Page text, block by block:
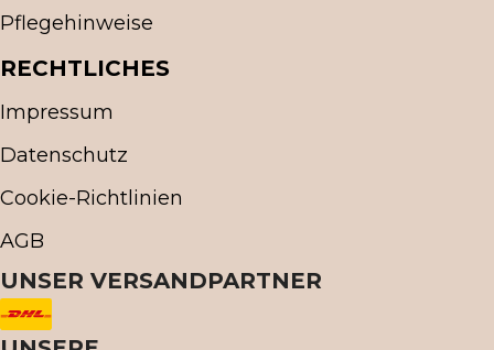
Pflegehinweise
RECHTLICHES
Impressum
Datenschutz
Cookie-Richtlinien
AGB
UNSER VERSANDPARTNER